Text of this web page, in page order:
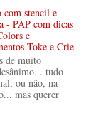
com stencil e
- PAP com dicas
e
Toke e Crie
de muito
tudo
ou não, na
mas querer